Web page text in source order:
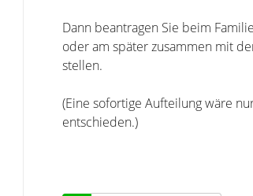
Dann beantragen Sie beim
oder am später zusammen mit
stellen.
(Eine sofortige Aufteilung wäre
entschieden.)